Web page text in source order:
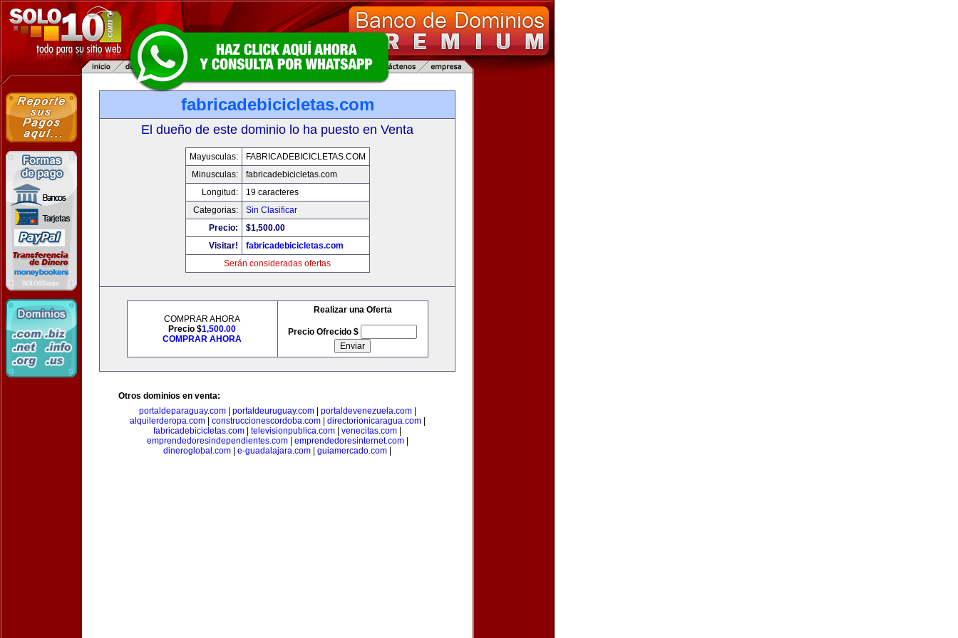
fabricadebicicletas.com
El dueño de este dominio lo ha puesto en Venta
Mayusculas:
FABRICADEBICICLETAS.COM
Minusculas:
fabricadebicicletas.com
Longitud:
19 caracteres
Categorias:
Sin Clasificar
Precio:
$1,500.00
Visitar!
fabricadebicicletas.com
Serán consideradas ofertas
COMPRAR AHORA
Precio $1,500.00
COMPRAR AHORA
Realizar una Oferta
Precio Ofrecido $
Otros dominios en venta:
portaldeparaguay.com| portaldeuruguay.com| portaldevenezuela.com|
alquilerderopa.com| construccionescordoba.com| directorionicaragua.com|
fabricadebicicletas.com
televisionpublica.com venecitas.com
emprendedoresindependientes.com| emprendedoresinternet.com|
dineroglobal.com
e-guadalajara.com guiamercado.com